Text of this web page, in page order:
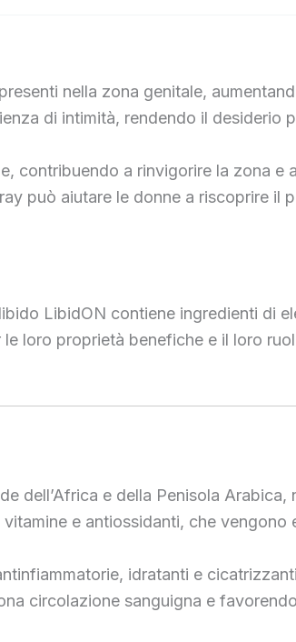
nella zona genitale,
di intimità, rendendo il desiderio
contribuendo a rinvigorire la zona e
può aiutare le donne a riscoprire il
LibidON contiene ingredienti di
loro proprietà benefiche e il loro
dell’Africa e della Penisola
e antiossidanti, che vengono
idratanti e
circolazione sanguigna e